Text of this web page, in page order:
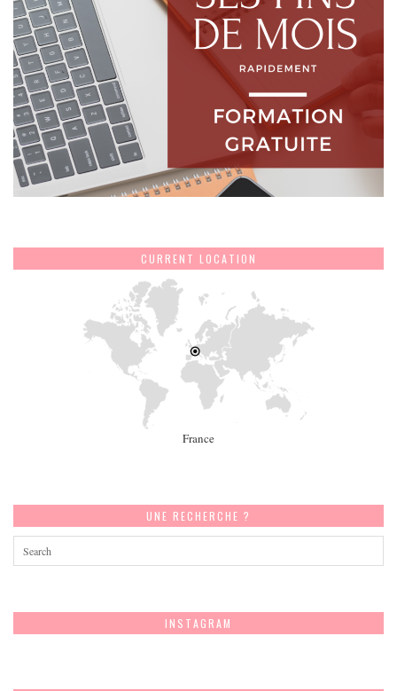
CURRENT LOCATION
France
UNE RECHERCHE ?
INSTAGRAM